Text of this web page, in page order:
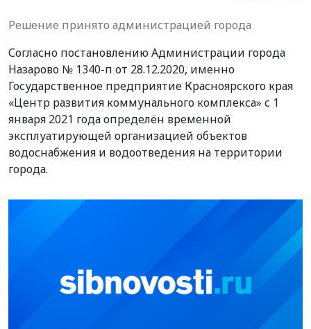
Решение принято администрацией города
Согласно постановлению Администрации города
Назарово № 1340-п от 28.12.2020, именно
Государственное предприятие Красноярского края
«Центр развития коммунального комплекса» с 1
января 2021 года определён временной
эксплуатирующей организацией объектов
водоснабжения и водоотведения на территории
города.